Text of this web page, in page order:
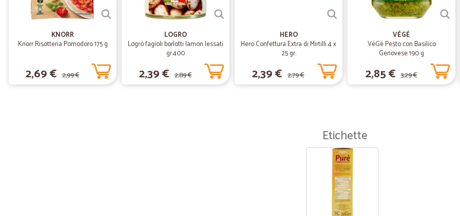
Prodotti arrivati puntuali ed
—
servizio più che efficiente.
servizio più che efficiente.
puntuali nella consegna e
KNORR
Knorr Risotteria Pomodoro 175 g
2,69 € 2,99 €
LOGRO
Logrò fagioli borlotti lamon lessati
gr.400
2,39 € 2,89 €
HERO
Hero Confettura Extra di Mirtilli 4 x
25 gr.
2,39 € 2,79 €
VÉGÉ
VéGé Pesto con Basilico
Genovese 190 g
2,85 € 3,29 €
Etichette